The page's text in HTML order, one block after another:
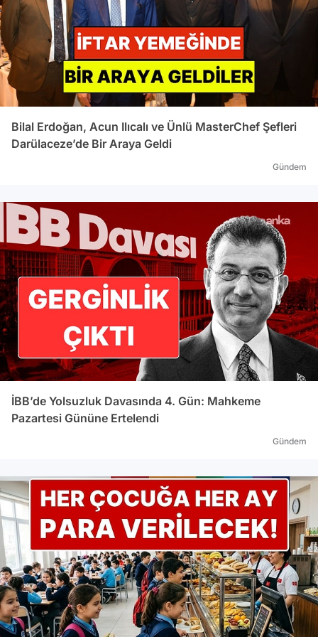
Bilal Erdoğan, Acun Ilıcalı ve Ünlü MasterChef Şefleri
Darülaceze’de Bir Araya Geldi
Gündem
İBB’de Yolsuzluk Davasında 4. Gün: Mahkeme
Pazartesi Gününe Ertelendi
Gündem